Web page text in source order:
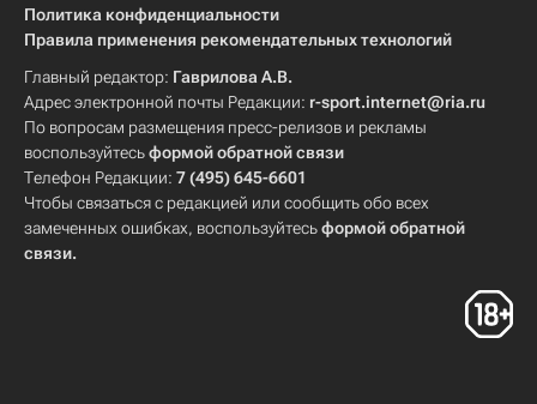
Политика конфиденциальности
Правила применения рекомендательных технологий
Главный редактор: Гаврилова А.В.
Адрес электронной почты Редакции: r-sport.internet@ria.ru
По вопросам размещения пресс-релизов и рекламы
воспользуйтесьформой обратной связи
Телефон Редакции: 7 (495) 645-6601
Чтобы связаться с редакцией или сообщить обо всех
замеченных ошибках, воспользуйтесьформой обратной
связи.